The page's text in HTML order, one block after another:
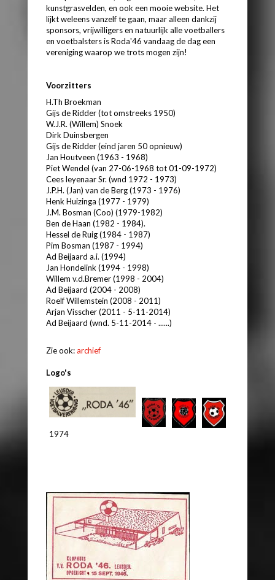
kunstgrasvelden, en ook een mooie website. Het
lijkt weleens vanzelf te gaan, maar alleen dankzij
sponsors, vrijwilligers en natuurlijk alle voetballers
en voetbalsters is Roda'46 vandaag de dag een
vereniging waarop we trots mogen zijn!
Voorzitters
H.Th Broekman
Gijs de Ridder (tot omstreeks 1950)
W.J.R. (Willem) Snoek
Dirk Duinsbergen
Gijs de Ridder (eind jaren 50 opnieuw)
Jan Houtveen (1963 - 1968)
Piet Wendel (van 27-06-1968 tot 01-09-1972)
Cees leyenaar Sr. (wnd 1972 - 1973)
J.P.H. (Jan) van de Berg (1973 - 1976)
Henk Huizinga (1977 - 1979)
J.M. Bosman (Coo) (1979-1982)
Ben de Haan (1982 - 1984).
Hessel de Ruig (1984 - 1987)
Pim Bosman (1987 - 1994)
Ad Beijaard a.i. (1994)
Jan Hondelink (1994 - 1998)
Willem v.d.Bremer (1998 - 2004)
Ad Beijaard (2004 - 2008)
Roelf Willemstein (2008 - 2011)
Arjan Visscher (2011 - 5-11-2014)
Ad Beijaard (wnd. 5-11-2014 - ......)
Zie ook:archief
Logo's
1974